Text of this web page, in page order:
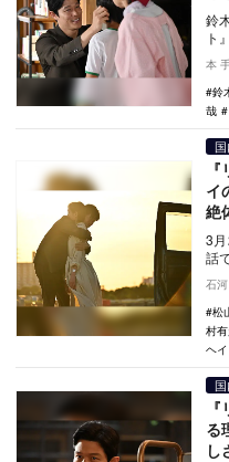
鈴
ト
る
本
鈴
哉
イ
絶
3
話
一
石
松
村
ヘイ
る
し